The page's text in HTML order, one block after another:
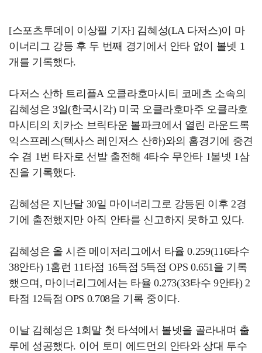
[스포츠투데이 이상필 기자] 김혜성(LA 다저스)이 마
이너리그 강등 후 두 번째 경기에서 안타 없이 볼넷 1
개를 기록했다.
다저스 산하 트리플A 오클라호마시티 코메츠 소속의
김혜성은 3일(한국시각) 미국 오클라호마주 오클라호
마시티의 치카소 브릭타운 볼파크에서 열린 라운드록
익스프레스(텍사스 레인저스 산하)와의 홈경기에 중견
수 겸 1번 타자로 선발 출전해 4타수 무안타 1볼넷 1삼
진을 기록했다.
김혜성은 지난달 30일 마이너리그로 강등된 이후 2경
기에 출전했지만 아직 안타를 신고하지 못하고 있다.
김혜성은 올 시즌 메이저리그에서 타율 0.259(116타수
38안타) 1홈런 11타점 16득점 5득점 OPS 0.651을 기록
했으며, 마이너리그에서는 타율 0.273(33타수 9안타) 2
타점 12득점 OPS 0.708을 기록 중이다.
이날 김혜성은 1회말 첫 타석에서 볼넷을 골라내며 출
루에 성공했다. 이어 토미 에드먼의 안타와 상대 투수